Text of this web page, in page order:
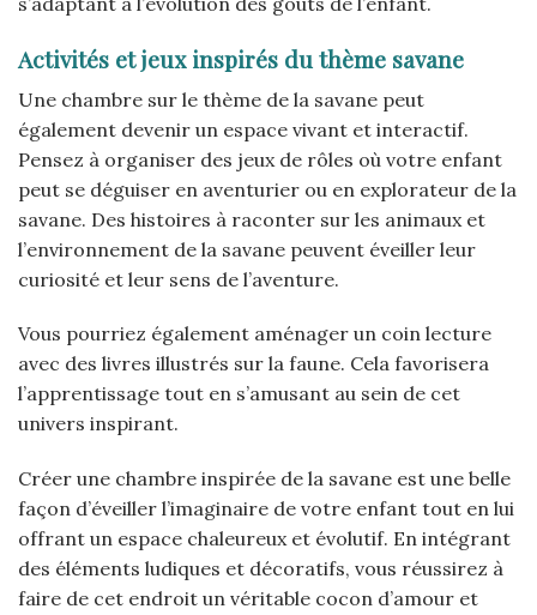
Activités et jeux inspirés du thème savane
Une chambre sur le thème de la savane peut
également devenir un espace vivant et interactif.
Pensez à organiser des jeux de rôles où votre enfant
peut se déguiser en aventurier ou en explorateur de la
savane. Des histoires à raconter sur les animaux et
l’environnement de la savane peuvent éveiller leur
curiosité et leur sens de l’aventure.
Vous pourriez également aménager un coin lecture
avec des livres illustrés sur la faune. Cela favorisera
l’apprentissage tout en s’amusant au sein de cet
univers inspirant.
Créer une chambre inspirée de la savane est une belle
façon d’éveiller l’imaginaire de votre enfant tout en lui
offrant un espace chaleureux et évolutif. En intégrant
des éléments ludiques et décoratifs, vous réussirez à
faire de cet endroit un véritable cocon d’amour et